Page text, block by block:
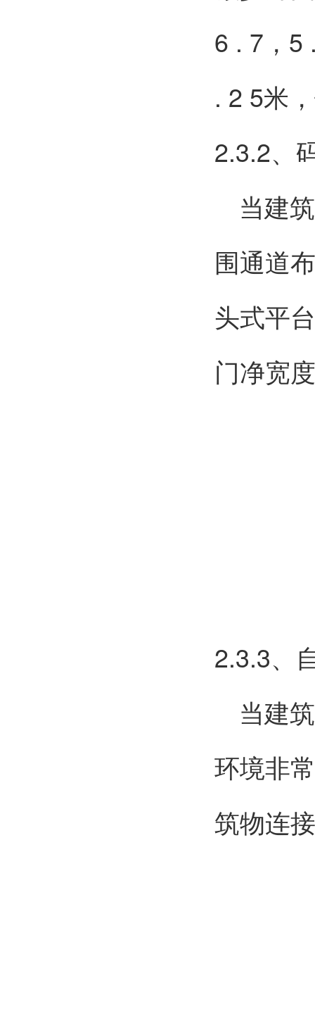
6 . 7，5
. 2 5米
2.3.2、
当建
围通道
头式平
门净宽
2.3.3、
当建
环境非
筑物连